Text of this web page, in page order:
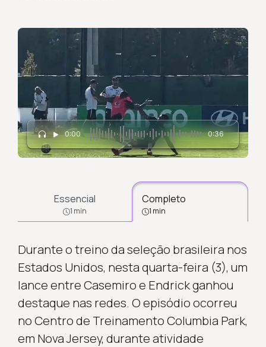
0:00 0:36
Essencial
1 min
Completo
1 min
Durante o treino da seleção brasileira nos
Estados Unidos, nesta quarta-feira (3), um
lance entre Casemiro e Endrick ganhou
destaque nas redes. O episódio ocorreu
no Centro de Treinamento Columbia Park,
em Nova Jersey, durante atividade